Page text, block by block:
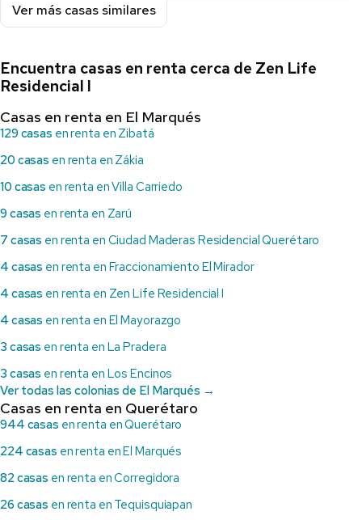
Ver más casas similares
Encuentra casas en renta cerca de Zen Life
Residencial I
Casas en renta en El Marqués
129 casas en renta en Zibatá
20 casas en renta en Zákia
10 casas en renta en Villa Carriedo
9 casas en renta en Zarú
7 casas en renta en Ciudad Maderas Residencial Querétaro
4 casas en renta en Fraccionamiento El Mirador
4 casas en renta en Zen Life Residencial I
4 casas en renta en El Mayorazgo
3 casas en renta en La Pradera
3 casas en renta en Los Encinos
Ver todas las colonias de El Marqués →
Casas en renta en Querétaro
944 casas en renta en Querétaro
224 casas en renta en El Marqués
82 casas en renta en Corregidora
26 casas en renta en Tequisquiapan